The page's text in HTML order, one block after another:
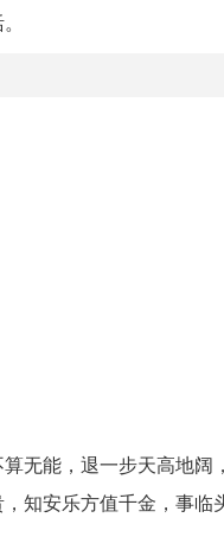
无能，退一步天高地阔
知安乐方值千金，事临